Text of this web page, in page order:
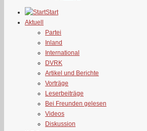
Start
Aktuell
Partei
Inland
International
DVRK
Artikel und Berichte
Vorträge
Leserbeiträge
Bei Freunden gelesen
Videos
Diskussion